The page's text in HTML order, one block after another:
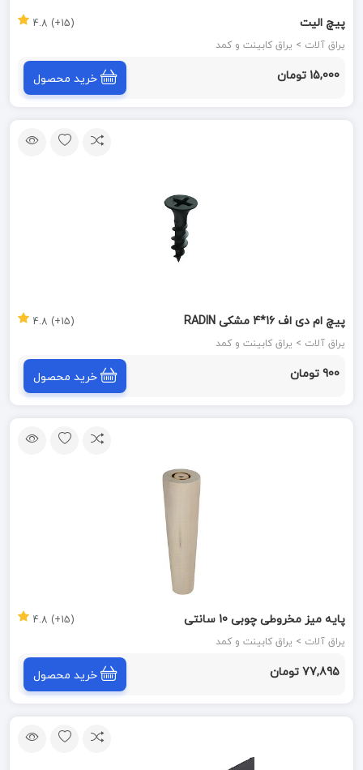
پیچ الیت
یراق آلات > یراق کابینت و کمد
(15+) 4.8
15,000 تومان خرید محصول
پیچ ام دی اف 16*4 مشکی RADIN
یراق آلات > یراق کابینت و کمد
(15+) 4.8
900 تومان خرید محصول
پایه میز مخروطی چوبی 10 سانتی
یراق آلات > یراق کابینت و کمد
(15+) 4.8
77,895 تومان خرید محصول